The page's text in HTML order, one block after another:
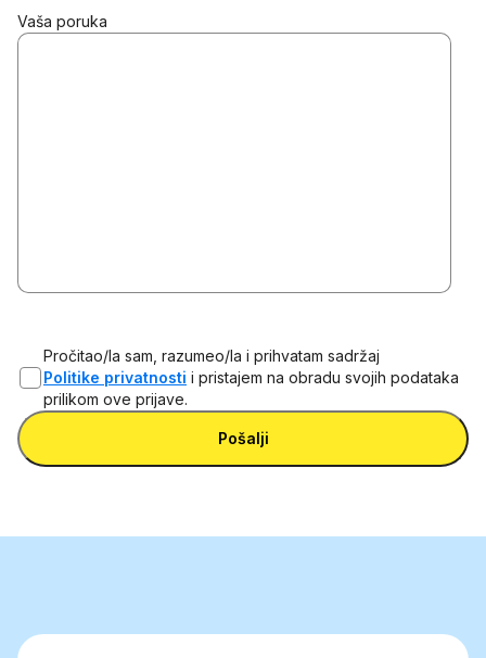
Vaša poruka
Pročitao/la sam, razumeo/la i prihvatam sadržaj
Politike privatnosti i pristajem na obradu svojih podataka
prilikom ove prijave.
Pošalji